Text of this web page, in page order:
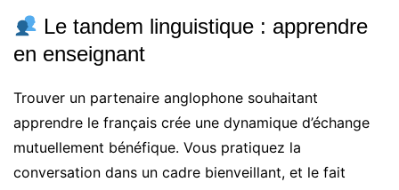
Le tandem linguistique : apprendre
en enseignant
Trouver un partenaire anglophone souhaitant
apprendre le français crée une dynamique d’échange
mutuellement bénéfique. Vous pratiquez la
conversation dans un cadre bienveillant, et le fait